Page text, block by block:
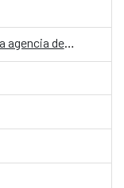
Humaquinatura. Arte, biotecnología y la agencia de nuestro entorno